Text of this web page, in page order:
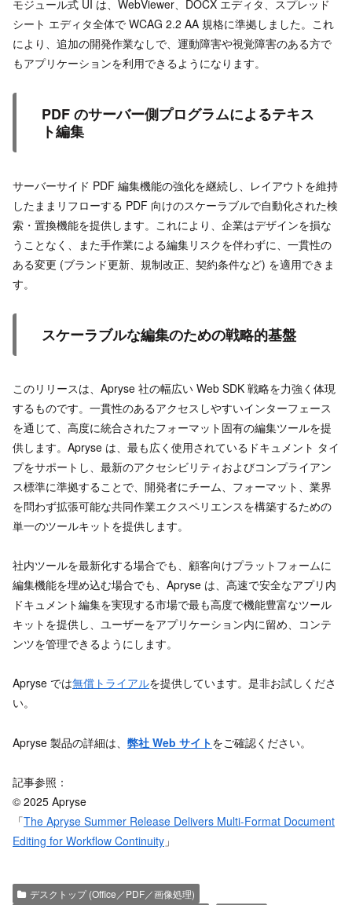
モジュール式 UI は、WebViewer、DOCX エディタ、スプレッド
シート エディタ全体で WCAG 2.2 AA 規格に準拠しました。これ
により、追加の開発作業なしで、運動障害や視覚障害のある方で
もアプリケーションを利用できるようになります。
PDF のサーバー側プログラムによるテキス
ト編集
サーバーサイド PDF 編集機能の強化を継続し、レイアウトを維持
したままリフローする PDF 向けのスケーラブルで自動化された検
索・置換機能を提供します。これにより、企業はデザインを損な
うことなく、また手作業による編集リスクを伴わずに、一貫性の
ある変更 (ブランド更新、規制改正、契約条件など) を適用できま
す。
スケーラブルな編集のための戦略的基盤
このリリースは、Apryse 社の幅広い Web SDK 戦略を力強く体現
するものです。一貫性のあるアクセスしやすいインターフェース
を通じて、高度に統合されたフォーマット固有の編集ツールを提
供します。Apryse は、最も広く使用されているドキュメント タイ
プをサポートし、最新のアクセシビリティおよびコンプライアン
ス標準に準拠することで、開発者にチーム、フォーマット、業界
を問わず拡張可能な共同作業エクスペリエンスを構築するための
単一のツールキットを提供します。
社内ツールを最新化する場合でも、顧客向けプラットフォームに
編集機能を埋め込む場合でも、Apryse は、高速で安全なアプリ内
ドキュメント編集を実現する市場で最も高度で機能豊富なツール
キットを提供し、ユーザーをアプリケーション内に留め、コンテ
ンツを管理できるようにします。
Apryse では無償トライアルを提供しています。是非お試しくださ
い。
Apryse 製品の詳細は、 弊社 Web サイトをご確認ください。
記事参照：
© 2025 Apryse
「The Apryse Summer Release Delivers Multi-Format Document
Editing for Workflow Continuity 」
デスクトップ (Office／PDF／画像処理)